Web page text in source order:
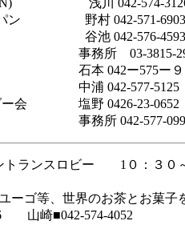
（JEN) 浅川 042-574-
ャパン 野村 042-571-6903
池 042-576-4593
務所 03-3815-
石本 042ー575ー９
中浦 042-577-5125
ダー会 塩野 0426-23-0652
所 042-577-
トランスロビー 1０：３０
ゴ等、世界のお茶とお菓子
山崎■042-574-4052